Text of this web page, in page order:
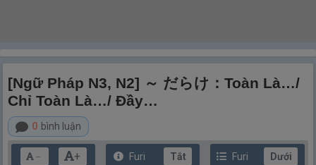
[Ngữ Pháp N3, N2] ～ だらけ：Toàn Là…/
Chỉ Toàn Là…/ Đầy…
0 bình luận
－ + Furi Tắt Furi Dưới